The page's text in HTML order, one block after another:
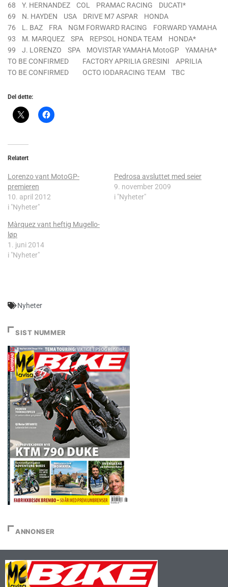
68 Y. HERNANDEZ COL PRAMAC RACING DUCATI*
69 N. HAYDEN USA DRIVE M7 ASPAR HONDA
76 L. BAZ FRA NGM FORWARD RACING FORWARD YAMAHA
93 M. MARQUEZ SPA REPSOL HONDA TEAM HONDA*
99 J. LORENZO SPA MOVISTAR YAMAHA MotoGP YAMAHA*
TO BE CONFIRMED FACTORY APRILIA GRESINI APRILIA
TO BE CONFIRMED OCTO IODARACING TEAM TBC
Del dette:
Relatert
Lorenzo vant MotoGP-
premieren
10. april 2012
i "Nyheter"
Pedrosa avsluttet med seier
9. november 2009
i "Nyheter"
Màrquez vant heftig Mugello-
løp
1. juni 2014
i "Nyheter"
Nyheter
SIST NUMMER
ANNONSER